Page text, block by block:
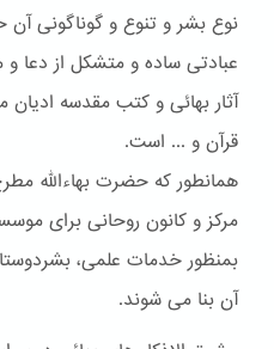
نوع بشر و تنوع و گوناگونی
عبادتی ساده و متشکل از دعا و
آثار بهائی و کتب مقدسه
قرآن و ... است.
همانطور که حضرت بهاءالله
مرکز و کانون روحانی برای
بمنظور خدمات علمی،
آن بنا می شوند.